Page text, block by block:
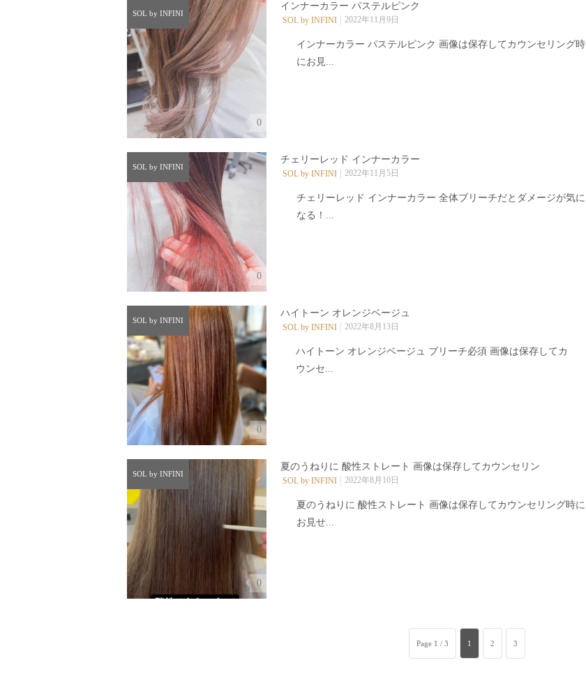
SOL by INFINI
0
インナーカラー パステルピンク
SOL by INFINI 2022年11月9日
インナーカラー パステルピンク 画像は保存してカウンセリング時
にお見...
SOL by INFINI
0
チェリーレッド インナーカラー
SOL by INFINI 2022年11月5日
チェリーレッド インナーカラー 全体ブリーチだとダメージが気に
なる！...
SOL by INFINI
0
ハイトーン オレンジベージュ
SOL by INFINI 2022年8月13日
ハイトーン オレンジベージュ ️ブリーチ必須 画像は保存してカ
ウンセ...
SOL by INFINI
0
夏のうねりに 酸性ストレート 画像は保存してカウンセリン
SOL by INFINI 2022年8月10日
夏のうねりに 酸性ストレート 画像は保存してカウンセリング時に
お見せ...
Page 1 / 3 1 2 3